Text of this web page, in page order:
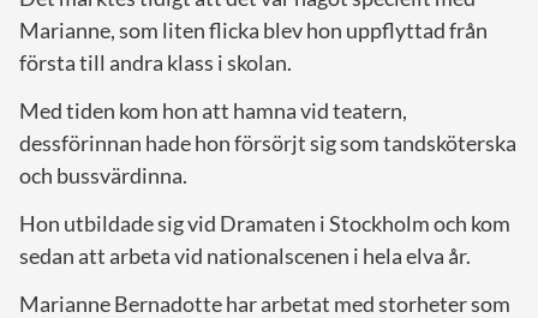
Marianne, som liten flicka blev hon uppflyttad från
första till andra klass i skolan.
Med tiden kom hon att hamna vid teatern,
dessförinnan hade hon försörjt sig som tandsköterska
och bussvärdinna.
Hon utbildade sig vid Dramaten i Stockholm och kom
sedan att arbeta vid nationalscenen i hela elva år.
Marianne Bernadotte har arbetat med storheter som